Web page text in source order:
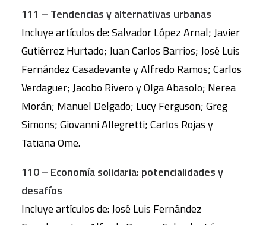
111 – Tendencias y alternativas urbanas
Incluye artículos de: Salvador López Arnal; Javier
Gutiérrez Hurtado; Juan Carlos Barrios; José Luis
Fernández Casadevante y Alfredo Ramos; Carlos
Verdaguer; Jacobo Rivero y Olga Abasolo; Nerea
Morán; Manuel Delgado; Lucy Ferguson; Greg
Simons; Giovanni Allegretti; Carlos Rojas y
Tatiana Ome.
110 – Economía solidaria: potencialidades y
desafíos
Incluye artículos de: José Luis Fernández